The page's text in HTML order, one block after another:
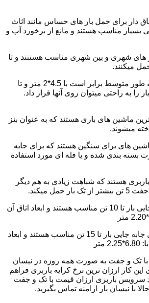
دار برای حمل بار های حساس مانند اثاث
بسیار مناسب هستند و مانع از برخورد آب و
های شهری و بین شهری مناسب هستنند و تا
ابعاد بارگیر خاور ها به طور متوسط برابر است با 4.5*2 متر و تا
ماشین های باری هستند که به عنوان بنز
های برای سنگین هستند که برای جابه
بسته بندی شده و یا فله ای مورد استفاده
هستند که شباهت زیادی به هم دیگر
حمل میکند.
6 چرخ ها برای جابه جایی بار تا 10 تن مناسب هستند و ابعاد اتاق آن
همان 10 چرخ ها برای جابه جایی بار تا 15 تن مناسب هستند و ابعاد
با تک و جفت به صورت همه روزه در نیسان
این کار ارزان ترین نرخ کرایه باربری فراهم
سرویس باربری ارزان قیمت با تک و جفت
با نیسان بار ارامنه تماس بگیرید.